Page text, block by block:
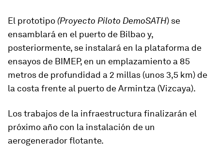
El prototipo (Proyecto Piloto DemoSATH) se
ensamblará en el puerto de Bilbao y,
posteriormente, se instalará en la plataforma de
ensayos de BIMEP, en un emplazamiento a 85
metros de profundidad a 2 millas (unos 3,5 km) de
la costa frente al puerto de Armintza (Vizcaya).
Los trabajos de la infraestructura finalizarán el
próximo año con la instalación de un
aerogenerador flotante.